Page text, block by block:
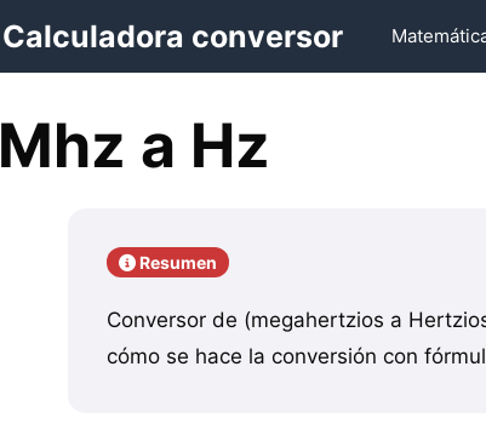
Calculadora conversor
Mhz a Hz
Resumen
Conversor de (megahertzios a
cómo se hace la conversión con